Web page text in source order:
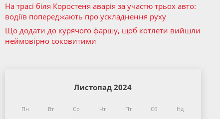
На трасі біля Коростеня аварія за участю трьох авто:
водіїв попереджають про ускладнення руху
Що додати до курячого фаршу, щоб котлети вийшли
неймовірно соковитими
Листопад 2024
Пн Вт Ср Чт Пт Сб Нд